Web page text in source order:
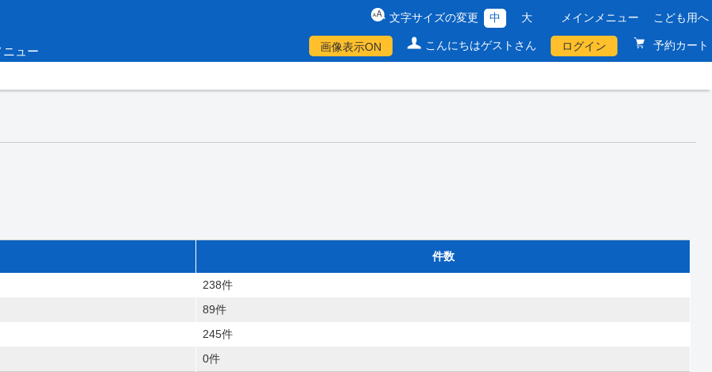
ニュー
文字サイズの変更 中 大 メインメニュー こども用へ
画像表示ON こんにちはゲストさん ログイン 予約カート
件数
238件
89件
245件
0件